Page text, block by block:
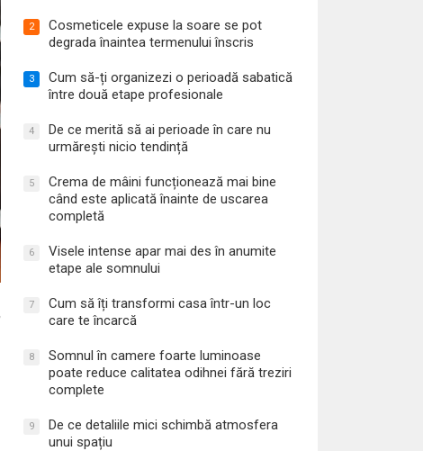
2
Cosmeticele expuse la soare se pot
degrada înaintea termenului înscris
3
Cum să-ți organizezi o perioadă sabatică
între două etape profesionale
4
De ce merită să ai perioade în care nu
urmărești nicio tendință
5
Crema de mâini funcționează mai bine
când este aplicată înainte de uscarea
completă
6
Visele intense apar mai des în anumite
etape ale somnului
7
Cum să îți transformi casa într-un loc
care te încarcă
8
Somnul în camere foarte luminoase
poate reduce calitatea odihnei fără treziri
complete
9
De ce detaliile mici schimbă atmosfera
unui spațiu